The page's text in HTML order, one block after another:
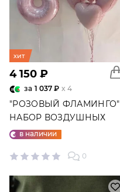
хит
4 150 ₽
за 1 037 ₽ x 4
"РОЗОВЫЙ ФЛАМИНГО"
НАБОР ВОЗДУШНЫХ
ШАРОВ №25
в наличии
0